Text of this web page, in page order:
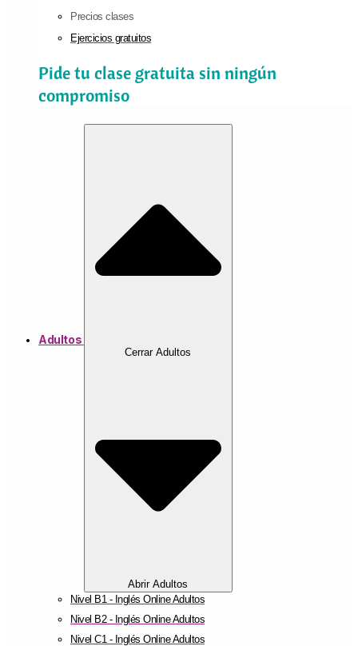
Precios clases
Ejercicios gratuitos
Pide tu clase gratuita sin ningún
compromiso
Adultos
Cerrar Adultos
Abrir Adultos
Nivel B1 - Inglés Online Adultos
Nivel B2 - Inglés Online Adultos
Nivel C1 - Inglés Online Adultos